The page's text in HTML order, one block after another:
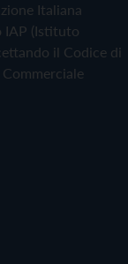
Italiana
IAP (Istituto
il Codice di